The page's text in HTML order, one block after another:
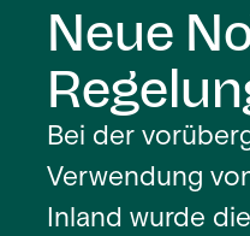
Neue
Bei der
Verwendung
Inland wurde die